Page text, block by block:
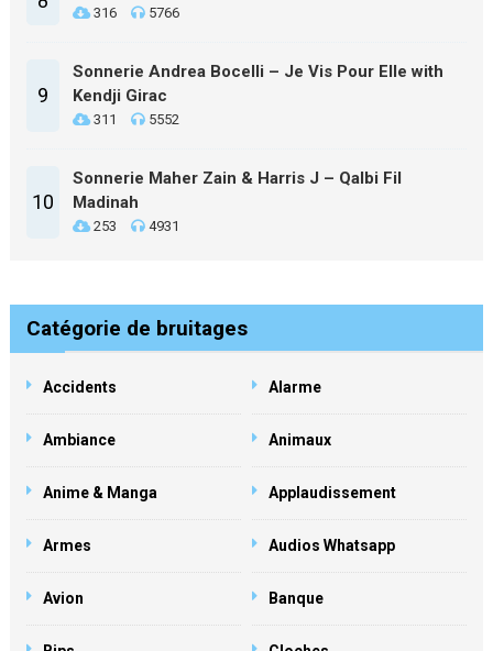
316 5766
9
Sonnerie Andrea Bocelli – Je Vis Pour Elle with
Kendji Girac
311 5552
10
Sonnerie Maher Zain & Harris J – Qalbi Fil
Madinah
253 4931
Catégorie de bruitages
Accidents Alarme
Ambiance Animaux
Anime & Manga Applaudissement
Armes Audios Whatsapp
Avion Banque